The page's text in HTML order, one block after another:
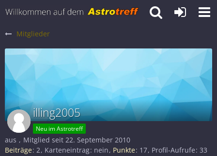
Mitglieder
illing2005
Neu im Astrotreff
aus
Mitglied seit 22. September 2010
Beiträge 2 Karteneintrag nein Punkte 17 Profil-Aufrufe 33